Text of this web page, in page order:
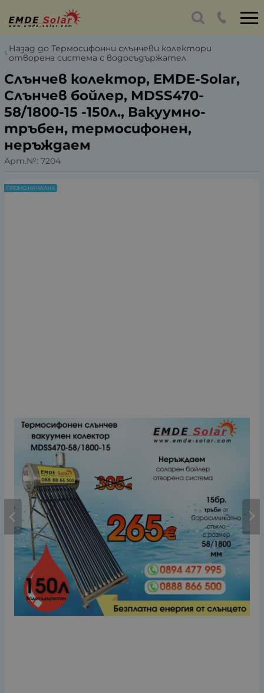
Назад до Термосифонни слънчеви колектори
отворена система с водосъдържател
Слънчев колектор, EMDE-Solar,
Слънчев бойлер, MDSS470-
58/1800-15 -150л., Вакуумно-
тръбен, термосифонен,
неръждаем
Арт.№: 7204
ПРОМО НАЧАЛНА